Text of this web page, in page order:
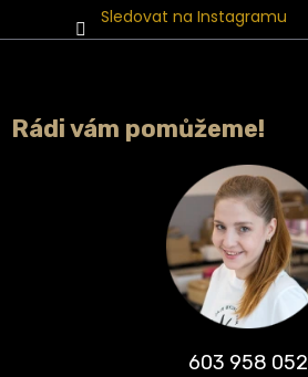
Sledovat na Instagramu
Rádi vám pomůžeme!
603 958 052